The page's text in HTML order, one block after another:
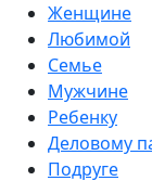
Женщине
Любимой
Семье
Мужчине
Ребенку
Деловому
Подруге